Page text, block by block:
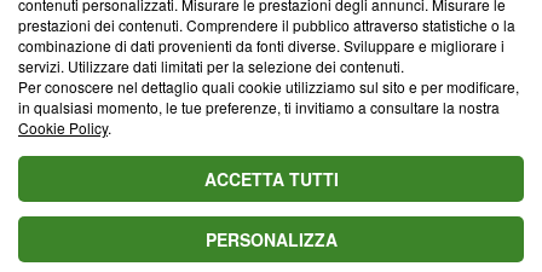
Cookie Policy
Blasting SA, IDI CHE-247.845.224, Via Carlo Frasca, 3 - 6900
Lugano (Svizzera) Tel:+39 0690258937
© 2026 Blasting News
contenuti personalizzati. Misurare le prestazioni degli annunci. Misurare le
prestazioni dei contenuti. Comprendere il pubblico attraverso statistiche o la
combinazione di dati provenienti da fonti diverse. Sviluppare e migliorare i
servizi. Utilizzare dati limitati per la selezione dei contenuti.
Per conoscere nel dettaglio quali cookie utilizziamo sul sito e per modificare,
in qualsiasi momento, le tue preferenze, ti invitiamo a consultare la nostra
Cookie Policy.
ACCETTA TUTTI
PERSONALIZZA